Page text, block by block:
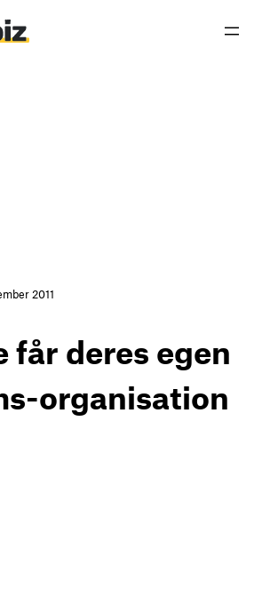
2011
får deres egen
organisation